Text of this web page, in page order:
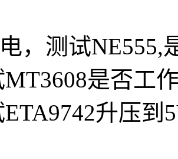
，测试NE555,
是否工
升压